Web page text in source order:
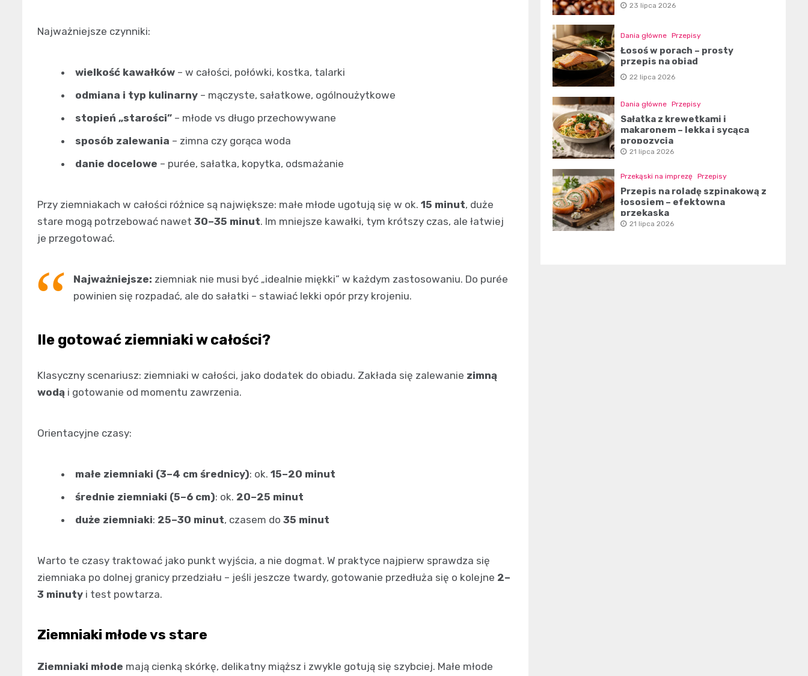
Najważniejsze czynniki:
wielkość kawałków – w całości, połówki, kostka, talarki
odmiana i typ kulinarny – mączyste, sałatkowe, ogólnoużytkowe
stopień „starości” – młode vs długo przechowywane
sposób zalewania – zimna czy gorąca woda
danie docelowe – purée, sałatka, kopytka, odsmażanie
Przy ziemniakach w całości różnice są największe: małe młode ugotują się w ok. 15 minut, duże
stare mogą potrzebować nawet 30–35 minut. Im mniejsze kawałki, tym krótszy czas, ale łatwiej
je przegotować.
Najważniejsze: ziemniak nie musi być „idealnie miękki” w każdym zastosowaniu. Do purée
powinien się rozpadać, ale do sałatki – stawiać lekki opór przy krojeniu.
Ile gotować ziemniaki w całości?
Klasyczny scenariusz: ziemniaki w całości, jako dodatek do obiadu. Zakłada się zalewanie zimną
wodą i gotowanie od momentu zawrzenia.
Orientacyjne czasy:
małe ziemniaki (3–4 cm średnicy): ok. 15–20 minut
średnie ziemniaki (5–6 cm): ok. 20–25 minut
duże ziemniaki: 25–30 minut, czasem do 35 minut
Warto te czasy traktować jako punkt wyjścia, a nie dogmat. W praktyce najpierw sprawdza się
ziemniaka po dolnej granicy przedziału – jeśli jeszcze twardy, gotowanie przedłuża się o kolejne 2–
3 minuty i test powtarza.
Ziemniaki młode vs stare
Ziemniaki młode mają cienką skórkę, delikatny miąższ i zwykle gotują się szybciej. Małe młode
23 lipca 2026
Dania główne Przepisy
Łosoś w porach – prosty
przepis na obiad
22 lipca 2026
Dania główne Przepisy
Sałatka z krewetkami i
makaronem – lekka i sycąca
propozycja
21 lipca 2026
Przekąski na imprezę Przepisy
Przepis na roladę szpinakową z
łososiem – efektowna
przekąska
21 lipca 2026